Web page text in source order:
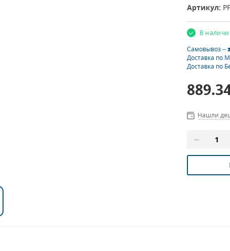
Артикул:
В
Самовывоз –
Доставка по
Доставка по
Нашли